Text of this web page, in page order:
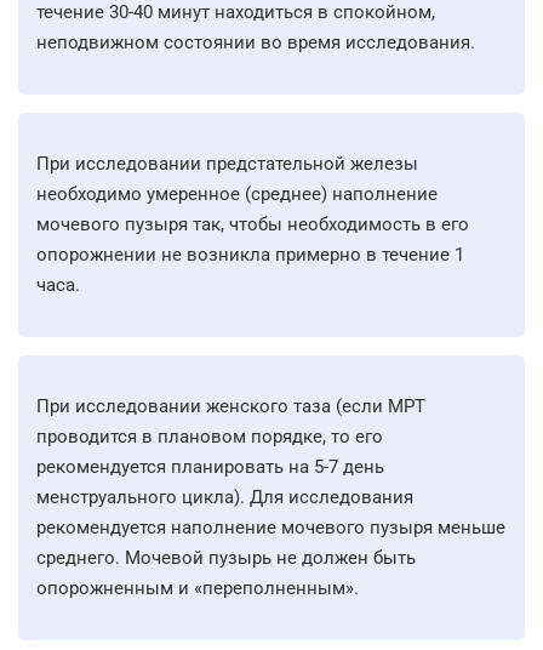
течение 30-40 минут находиться в спокойном,
неподвижном состоянии во время исследования.
При исследовании предстательной железы
необходимо умеренное (среднее) наполнение
мочевого пузыря так, чтобы необходимость в его
опорожнении не возникла примерно в течение 1
часа.
При исследовании женского таза (если МРТ
проводится в плановом порядке, то его
рекомендуется планировать на 5-7 день
менструального цикла). Для исследования
рекомендуется наполнение мочевого пузыря меньше
среднего. Мочевой пузырь не должен быть
опорожненным и «переполненным».